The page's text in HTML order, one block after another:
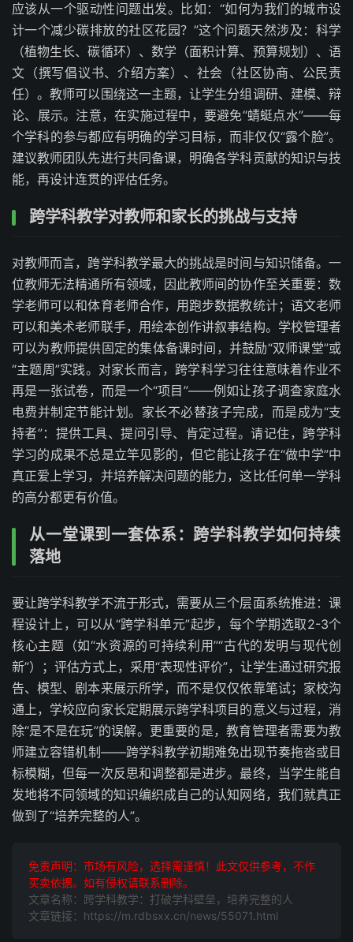
应该从一个驱动性问题出发。比如：“如何为我们的城市设
计一个减少碳排放的社区花园？”这个问题天然涉及：科学
（植物生长、碳循环）、数学（面积计算、预算规划）、语
文（撰写倡议书、介绍方案）、社会（社区协商、公民责
任）。教师可以围绕这一主题，让学生分组调研、建模、辩
论、展示。注意，在实施过程中，要避免“蜻蜓点水”——每
个学科的参与都应有明确的学习目标，而非仅仅“露个脸”。
建议教师团队先进行共同备课，明确各学科贡献的知识与技
能，再设计连贯的评估任务。
跨学科教学对教师和家长的挑战与支持
对教师而言，跨学科教学最大的挑战是时间与知识储备。一
位教师无法精通所有领域，因此教师间的协作至关重要：数
学老师可以和体育老师合作，用跑步数据教统计；语文老师
可以和美术老师联手，用绘本创作讲叙事结构。学校管理者
可以为教师提供固定的集体备课时间，并鼓励“双师课堂”或
“主题周”实践。对家长而言，跨学科学习往往意味着作业不
再是一张试卷，而是一个“项目”——例如让孩子调查家庭水
电费并制定节能计划。家长不必替孩子完成，而是成为“支
持者”：提供工具、提问引导、肯定过程。请记住，跨学科
学习的成果不总是立竿见影的，但它能让孩子在“做中学”中
真正爱上学习，并培养解决问题的能力，这比任何单一学科
的高分都更有价值。
从一堂课到一套体系：跨学科教学如何持续
落地
要让跨学科教学不流于形式，需要从三个层面系统推进：课
程设计上，可以从“跨学科单元”起步，每个学期选取2-3个
核心主题（如“水资源的可持续利用”“古代的发明与现代创
新”）；评估方式上，采用“表现性评价”，让学生通过研究报
告、模型、剧本来展示所学，而不是仅仅依靠笔试；家校沟
通上，学校应向家长定期展示跨学科项目的意义与过程，消
除“是不是在玩”的误解。更重要的是，教育管理者需要为教
师建立容错机制——跨学科教学初期难免出现节奏拖沓或目
标模糊，但每一次反思和调整都是进步。最终，当学生能自
发地将不同领域的知识编织成自己的认知网络，我们就真正
做到了“培养完整的人”。
免责声明：市场有风险，选择需谨慎！此文仅供参考，不作
买卖依据。如有侵权请联系删除。
文章名称：跨学科教学：打破学科壁垒，培养完整的人
文章链接：https://m.rdbsxx.cn/news/55071.html